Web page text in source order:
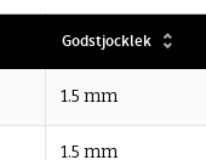
Godstjocklek
1.5 mm
1.5 mm